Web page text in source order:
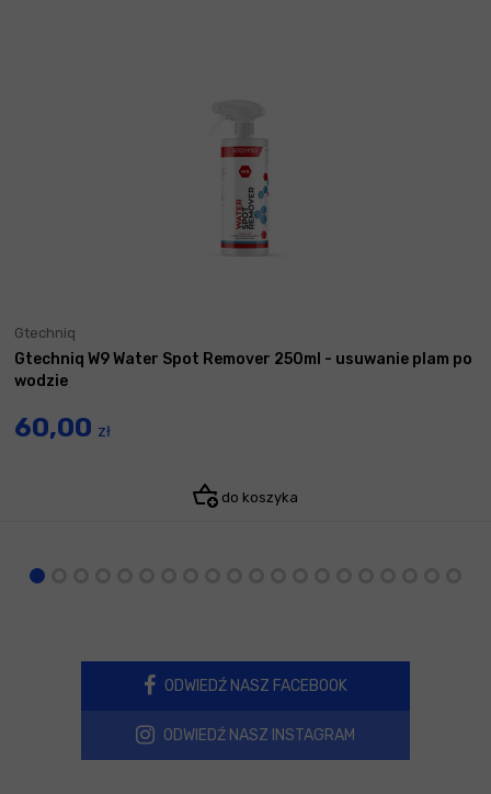
Gtechniq
Gtechniq W9 Water Spot Remover 250ml - usuwanie plam po
wodzie
60,00 zł
do koszyka
ODWIEDŹ NASZ FACEBOOK
ODWIEDŹ NASZ INSTAGRAM